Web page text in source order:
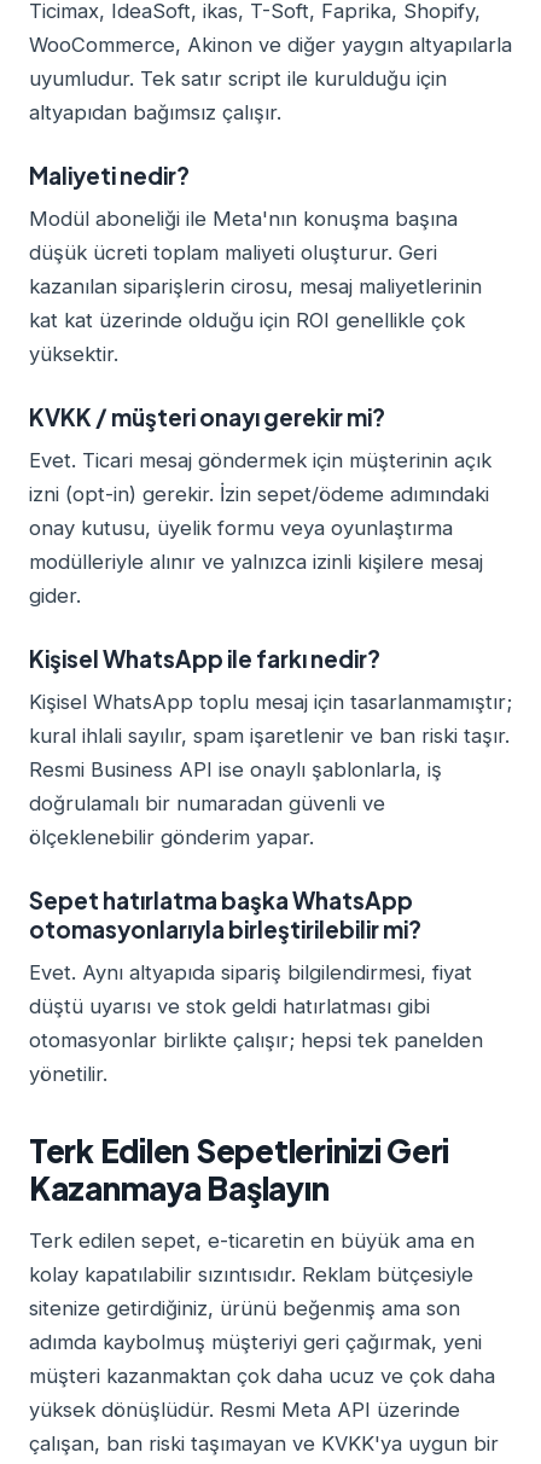
Ticimax, IdeaSoft, ikas, T-Soft, Faprika, Shopify,
WooCommerce, Akinon ve diğer yaygın altyapılarla
uyumludur. Tek satır script ile kurulduğu için
altyapıdan bağımsız çalışır.
Maliyeti nedir?
Modül aboneliği ile Meta'nın konuşma başına
düşük ücreti toplam maliyeti oluşturur. Geri
kazanılan siparişlerin cirosu, mesaj maliyetlerinin
kat kat üzerinde olduğu için ROI genellikle çok
yüksektir.
KVKK / müşteri onayı gerekir mi?
Evet. Ticari mesaj göndermek için müşterinin açık
izni (opt-in) gerekir. İzin sepet/ödeme adımındaki
onay kutusu, üyelik formu veya oyunlaştırma
modülleriyle alınır ve yalnızca izinli kişilere mesaj
gider.
Kişisel WhatsApp ile farkı nedir?
Kişisel WhatsApp toplu mesaj için tasarlanmamıştır;
kural ihlali sayılır, spam işaretlenir ve ban riski taşır.
Resmi Business API ise onaylı şablonlarla, iş
doğrulamalı bir numaradan güvenli ve
ölçeklenebilir gönderim yapar.
Sepet hatırlatma başka WhatsApp
otomasyonlarıyla birleştirilebilir mi?
Evet. Aynı altyapıda sipariş bilgilendirmesi, fiyat
düştü uyarısı ve stok geldi hatırlatması gibi
otomasyonlar birlikte çalışır; hepsi tek panelden
yönetilir.
Terk Edilen Sepetlerinizi Geri
Kazanmaya Başlayın
Terk edilen sepet, e-ticaretin en büyük ama en
kolay kapatılabilir sızıntısıdır. Reklam bütçesiyle
sitenize getirdiğiniz, ürünü beğenmiş ama son
adımda kaybolmuş müşteriyi geri çağırmak, yeni
müşteri kazanmaktan çok daha ucuz ve çok daha
yüksek dönüşlüdür. Resmi Meta API üzerinde
çalışan, ban riski taşımayan ve KVKK'ya uygun bir